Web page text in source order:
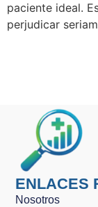
paciente ideal.
perjudicar
ENLACES
Nosotros